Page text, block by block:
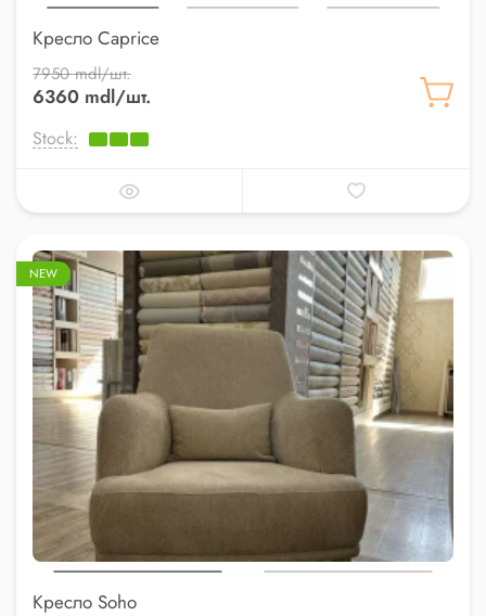
Кресло Caprice
7950 mdl/шт.
6360 mdl/шт.
Stock:
NEW
Кресло Soho